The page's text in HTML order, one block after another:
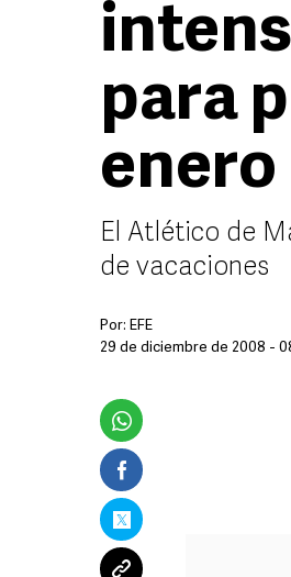
para
enero
El Atlético de
de vacaciones
Por: EFE
29 de diciembre de 2008 -